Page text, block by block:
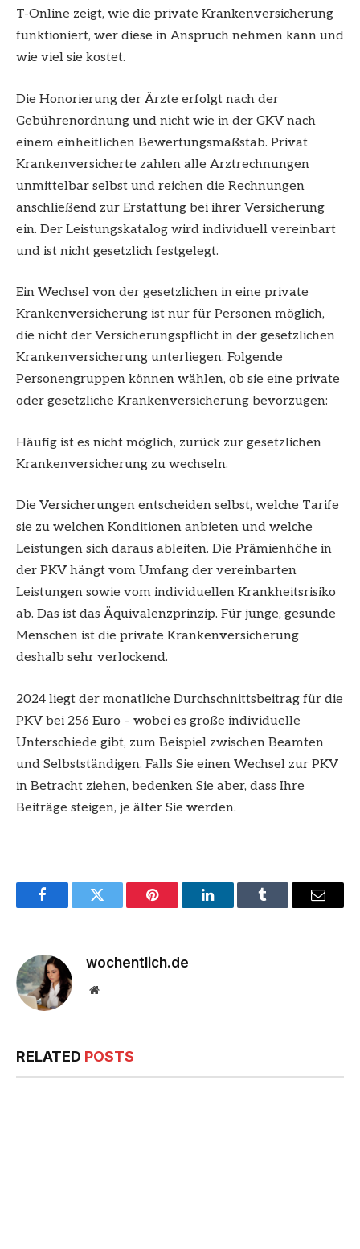
T-Online zeigt, wie die private Krankenversicherung
funktioniert, wer diese in Anspruch nehmen kann und
wie viel sie kostet.
Die Honorierung der Ärzte erfolgt nach der
Gebührenordnung und nicht wie in der GKV nach
einem einheitlichen Bewertungsmaßstab. Privat
Krankenversicherte zahlen alle Arztrechnungen
unmittelbar selbst und reichen die Rechnungen
anschließend zur Erstattung bei ihrer Versicherung
ein. Der Leistungskatalog wird individuell vereinbart
und ist nicht gesetzlich festgelegt.
Ein Wechsel von der gesetzlichen in eine private
Krankenversicherung ist nur für Personen möglich,
die nicht der Versicherungspflicht in der gesetzlichen
Krankenversicherung unterliegen. Folgende
Personengruppen können wählen, ob sie eine private
oder gesetzliche Krankenversicherung bevorzugen:
Häufig ist es nicht möglich, zurück zur gesetzlichen
Krankenversicherung zu wechseln.
Die Versicherungen entscheiden selbst, welche Tarife
sie zu welchen Konditionen anbieten und welche
Leistungen sich daraus ableiten. Die Prämienhöhe in
der PKV hängt vom Umfang der vereinbarten
Leistungen sowie vom individuellen Krankheitsrisiko
ab. Das ist das Äquivalenzprinzip. Für junge, gesunde
Menschen ist die private Krankenversicherung
deshalb sehr verlockend.
2024 liegt der monatliche Durchschnittsbeitrag für die
PKV bei 256 Euro – wobei es große individuelle
Unterschiede gibt, zum Beispiel zwischen Beamten
und Selbstständigen. Falls Sie einen Wechsel zur PKV
in Betracht ziehen, bedenken Sie aber, dass Ihre
Beiträge steigen, je älter Sie werden.
FacebookTwitter Pinterest LinkedInTumblr Email
wochentlich.de
Website
RELATED POSTS